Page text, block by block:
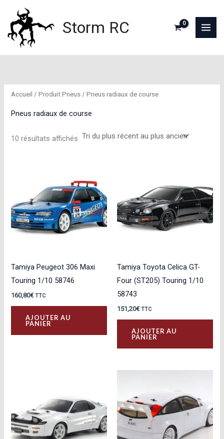
contenu
Storm RC
Accueil / Produit Pneus / Pneus radiaux de course
Pneus radiaux de course
10 résultats affichés Trié
ancien
Tamiya Peugeot 306 Maxi
Touring 1/10 58746
160,80€ TTC
AJOUTER AU
PANIER
Tamiya Toyota Celica GT-
Four (ST205) Touring 1/10
58743
151,20€ TTC
AJOUTER AU
PANIER